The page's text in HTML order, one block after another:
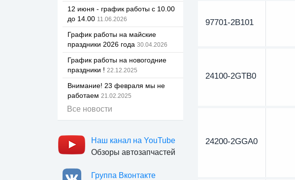
12 июня - график работы с 10.00
до 14.00 11.06.2026
График работы на майские
праздники 2026 года 30.04.2026
График работы на новогодние
праздники ! 22.12.2025
Внимание! 23 февраля мы не
работаем 21.02.2025
Все новости
Наш канал на YouTube
Обзоры автозапчастей
Группа Вконтакте
97701-2B101
24100-2GTB0
24200-2GGA0